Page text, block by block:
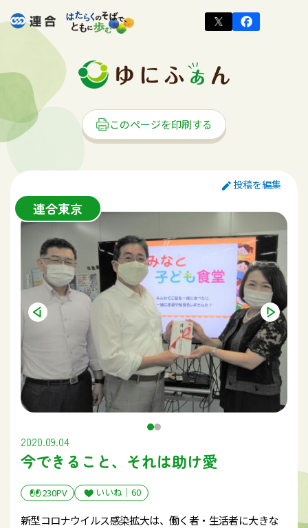
このページを印刷する
投稿を編集
連合東京
2020.09.04
今できること、それは助け愛
230PV いいね｜ 60
新型コロナウイルス感染拡大は、働く者・生活者に大きな